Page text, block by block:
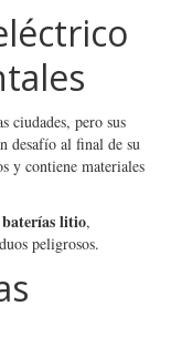
ciudades, pero sus
desafío al final de su
y contiene materiales
litio,
peligrosos.